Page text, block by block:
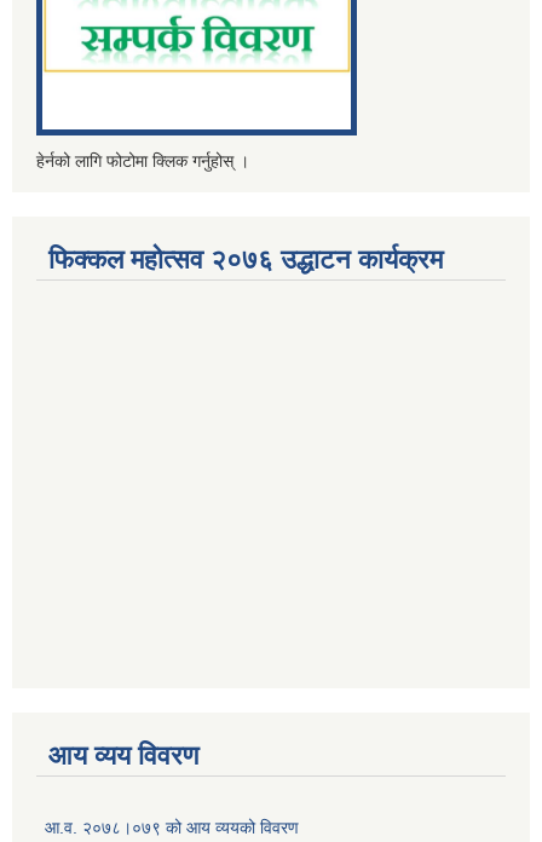
हेर्नको लागि फोटोमा क्लिक गर्नुहोस् ।
फिक्कल महोत्सव २०७६ उद्धाटन कार्यक्रम
आय व्यय विवरण
आ.व. २०७८।०७९ को आय व्ययको विवरण